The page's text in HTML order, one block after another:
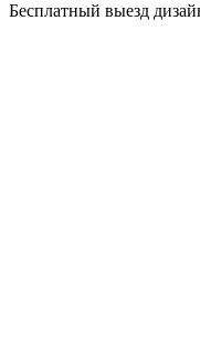
Бесплатный выезд